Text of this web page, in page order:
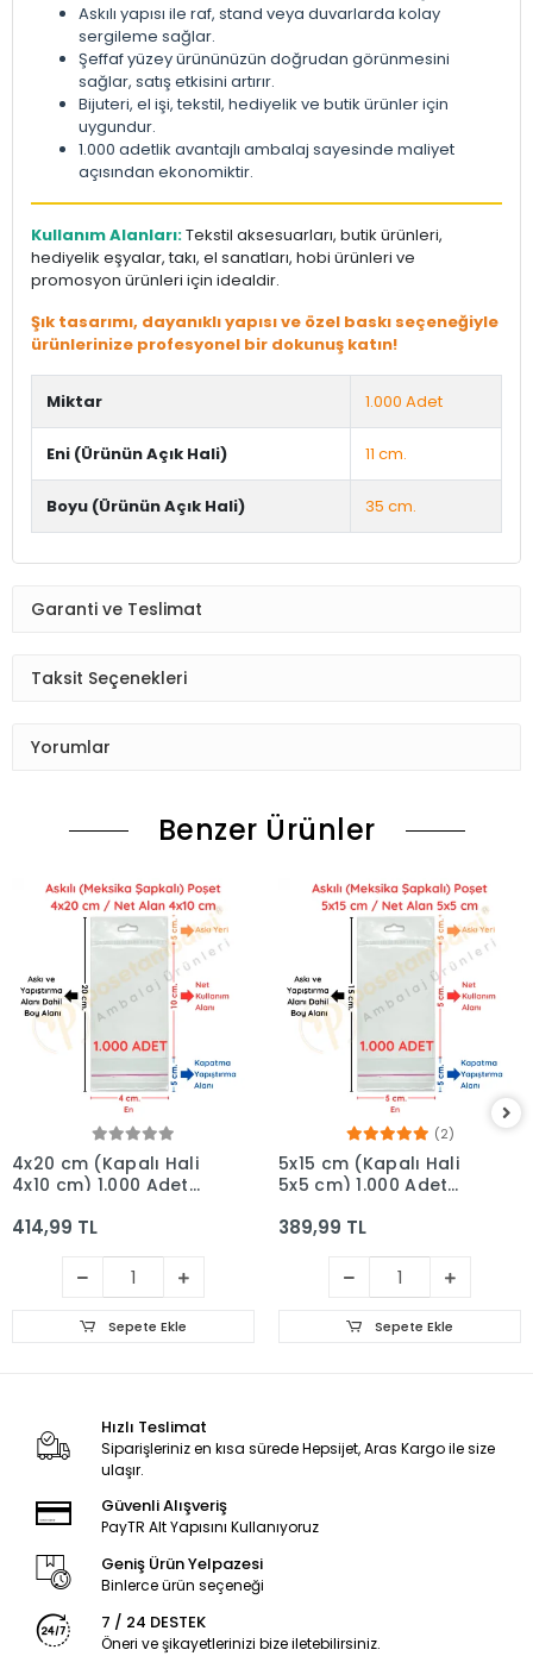
Askılı yapısı ile raf, stand veya duvarlarda kolay
sergileme sağlar.
Şeffaf yüzey ürününüzün doğrudan görünmesini
sağlar, satış etkisini artırır.
Bijuteri, el işi, tekstil, hediyelik ve butik ürünler için
uygundur.
1.000 adetlik avantajlı ambalaj sayesinde maliyet
açısından ekonomiktir.
Kullanım Alanları:Tekstil aksesuarları, butik ürünleri,
hediyelik eşyalar, takı, el sanatları, hobi ürünleri ve
promosyon ürünleri için idealdir.
Şık tasarımı, dayanıklı yapısı ve özel baskı seçeneğiyle
ürünlerinize profesyonel bir dokunuş katın!
Miktar 1.000 Adet
Eni (Ürünün Açık Hali) 11 cm.
Boyu (Ürünün Açık Hali) 35 cm.
Garanti ve Teslimat
Taksit Seçenekleri
Yorumlar
Benzer Ürünler
4x20 cm (Kapalı Hali
4x10 cm) 1.000 Adet
Şapkalı Poşet
414,99 TL
Sepete Ekle
(2)
5x15 cm (Kapalı Hali
5x5 cm) 1.000 Adet
Şapkalı Poşet
389,99 TL
Sepete Ekle
Hızlı Teslimat
Siparişleriniz en kısa sürede Hepsijet, Aras Kargo ile size
ulaşır.
Güvenli Alışveriş
PayTR Alt Yapısını Kullanıyoruz
Geniş Ürün Yelpazesi
Binlerce ürün seçeneği
7 / 24 DESTEK
Öneri ve şikayetlerinizi bize iletebilirsiniz.